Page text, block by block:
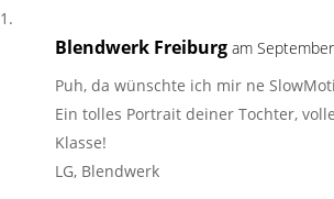
Blendwerk Freiburg am
Puh, da wünschte ich mir ne
Ein tolles Portrait deiner Tochter,
Klasse!
LG, Blendwerk